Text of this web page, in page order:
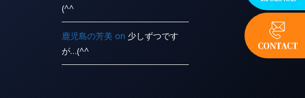
(^^ ゞ
鹿児島の芳美 on 少しずつです
が…(^^ ゞ